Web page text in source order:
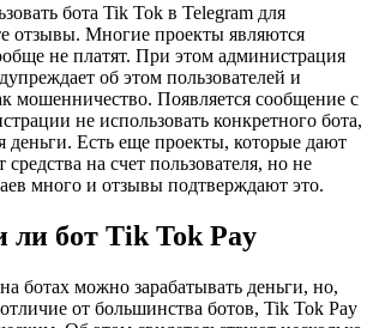
бота Tik Tok в Telegram для
отзывы. Многие проекты являются
не платят. При этом администрация
об этом пользователей и
мошенничество. Появляется сообщение с
не использовать конкретного бота,
деньги. Есть еще проекты, которые дают
средства на счет пользователя, но не
много и отзывы подтверждают это.
бот Tik Tok Pay
ботах можно зарабатывать деньги, но,
от большинства ботов, Tik Tok Pay